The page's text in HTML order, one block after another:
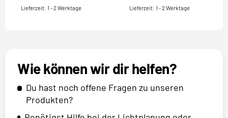
Lieferzeit: 1 - 2 Werktage Lieferzeit: 1 - 2 Werktage
Wie können wir dir helfen?
Du hast noch offene Fragen zu unseren
Produkten?